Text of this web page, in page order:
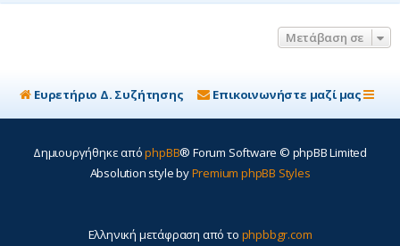
Μετάβαση σε
Ευρετήριο Δ. Συζήτησης Επικοινωνήστε μαζί μας
Δημιουργήθηκε απόphpBB® Forum Software © phpBB Limited
Absolution style byPremium phpBB Styles
Ελληνική μετάφραση από το phpbbgr.com